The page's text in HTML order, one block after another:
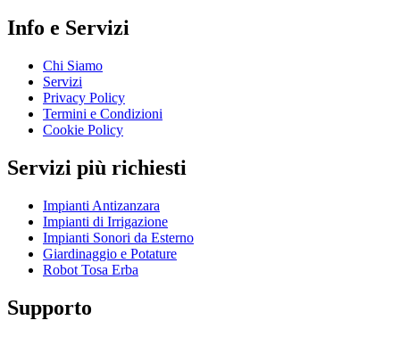
Info e Servizi
Chi Siamo
Servizi
Privacy Policy
Termini e Condizioni
Cookie Policy
Servizi più richiesti
Impianti Antizanzara
Impianti di Irrigazione
Impianti Sonori da Esterno
Giardinaggio e Potature
Robot Tosa Erba
Supporto